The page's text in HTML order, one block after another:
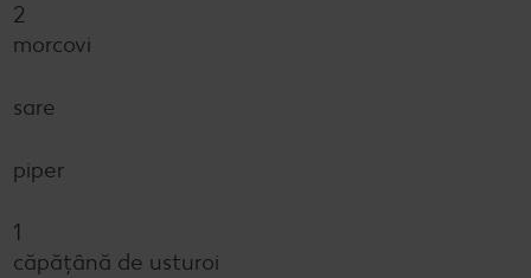
2
morcovi
sare
piper
1
căpățână de usturoi